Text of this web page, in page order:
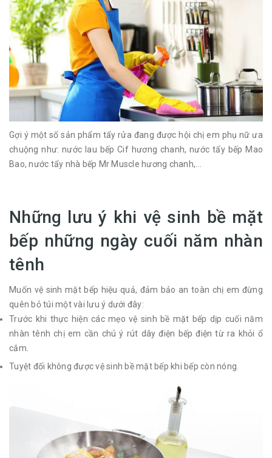
Gợi ý một số sản phẩm tẩy rửa đang được hội chị em phụ nữ ưa
chuộng như: nước lau bếp Cif hương chanh, nước tẩy bếp Mao
Bao, nước tẩy nhà bếp Mr Muscle hương chanh,...
Những lưu ý khi vệ sinh bề mặt
bếp những ngày cuối năm nhàn
tênh
Muốn vệ sinh mặt bếp hiệu quả, đảm bảo an toàn chị em đừng
quên bỏ túi một vài lưu ý dưới đây:
Trước khi thực hiện các mẹo vệ sinh bề mặt bếp dịp cuối năm
nhàn tênh chị em cần chú ý rút dây điện bếp điện từ ra khỏi ổ
cắm.
Tuyệt đối không được vệ sinh bề mặt bếp khi bếp còn nóng.